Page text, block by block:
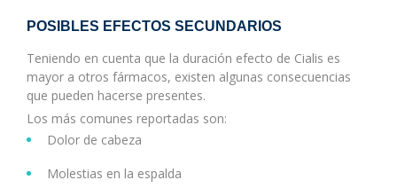
POSIBLES EFECTOS SECUNDARIOS
Teniendo en cuenta que la duración efecto de Cialis es
mayor a otros fármacos, existen algunas consecuencias
que pueden hacerse presentes.
Los más comunes reportadas son:
Dolor de cabeza
Molestias en la espalda